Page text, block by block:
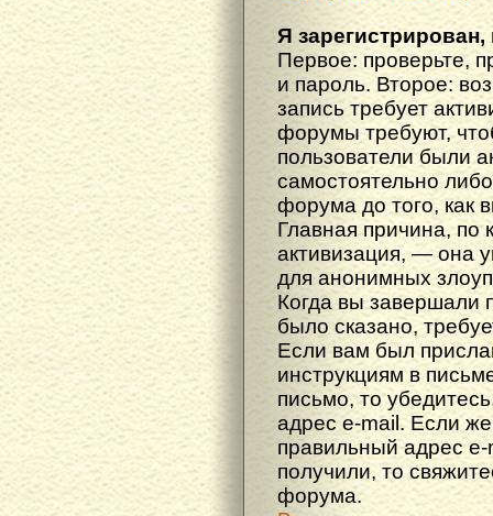
Я
Первое: проверьте,
и пароль. Второе:
запись требует
форумы требуют,
пользователи были
самостоятельно
форума до того, как
Главная причина, по
активизация, — она
для анонимных
Когда вы завершали
было сказано,
Если вам был
инструкциям в
письмо, то
адрес e-mail. Если
правильный адрес
получили, то
форума.